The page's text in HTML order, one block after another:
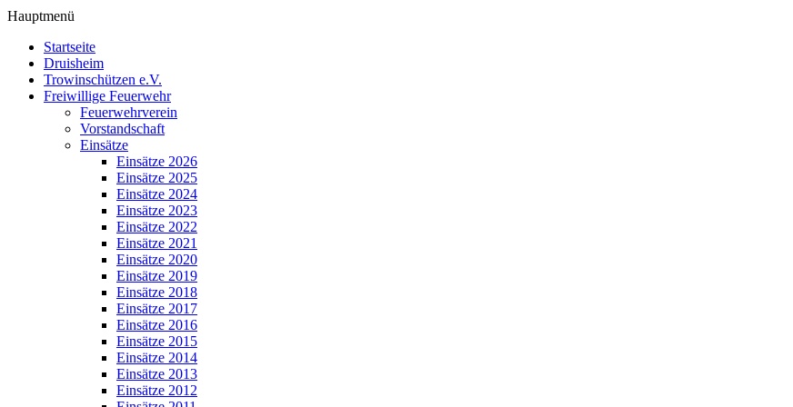
Hauptmenü
Startseite
Druisheim
Trowinschützen e.V.
Freiwillige Feuerwehr
Feuerwehrverein
Vorstandschaft
Einsätze
Einsätze 2026
Einsätze 2025
Einsätze 2024
Einsätze 2023
Einsätze 2022
Einsätze 2021
Einsätze 2020
Einsätze 2019
Einsätze 2018
Einsätze 2017
Einsätze 2016
Einsätze 2015
Einsätze 2014
Einsätze 2013
Einsätze 2012